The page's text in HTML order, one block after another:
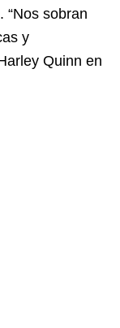
“Nos sobran
y
Quinn en